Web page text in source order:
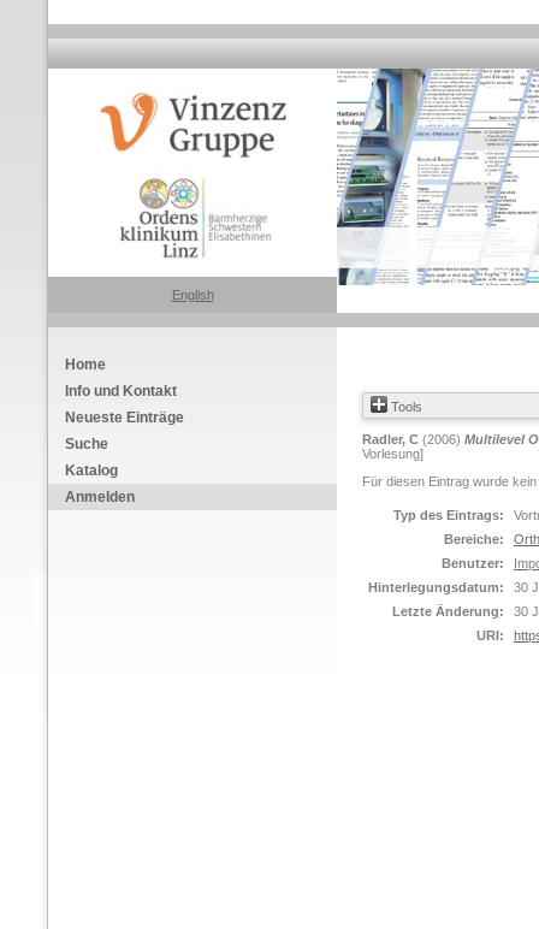
English
Home
Info und Kontakt
Neueste Einträge
Suche
Katalog
Anmelden
Tools
Radler, C (2006) Multilevel
Vorlesung]
Für diesen Eintrag wurde
Typ des Eintrags:
Bereiche:
Benutzer:
Hinterlegungsdatum:
30
Letzte Änderung:
30
URI: